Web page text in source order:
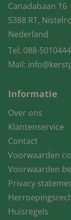
Canadabaan 16
5388 RT,
Nederland
Tel: 088-5010444
Mail:
Informatie
Over ons
Klantenservice
Contact
Voorwaarden
Voorwaarden
Privacy
Huisregels